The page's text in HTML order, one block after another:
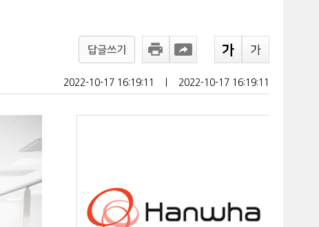
답글쓰기
2022-10-17 16:19:11 2022-10-17 16:19:11